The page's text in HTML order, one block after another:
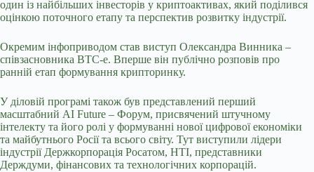
один із найбільших інвесторів у криптоактивах, який поділився
оцінкою поточного етапу та перспектив розвитку індустрії.
Окремим інфоприводом став виступ Олександра Винника –
співзасновника BTC-e. Вперше він публічно розповів про
ранній етап формування крипторинку.
У діловій програмі також був представлений перший
масштабний AI Future – Форум, присвячений штучному
інтелекту та його ролі у формуванні нової цифрової економіки
та майбутнього Росії та всього світу. Тут виступили лідери
індустрії Держкорпорація Росатом, НТІ, представники
Держдуми, фінансових та технологічних корпорацій.